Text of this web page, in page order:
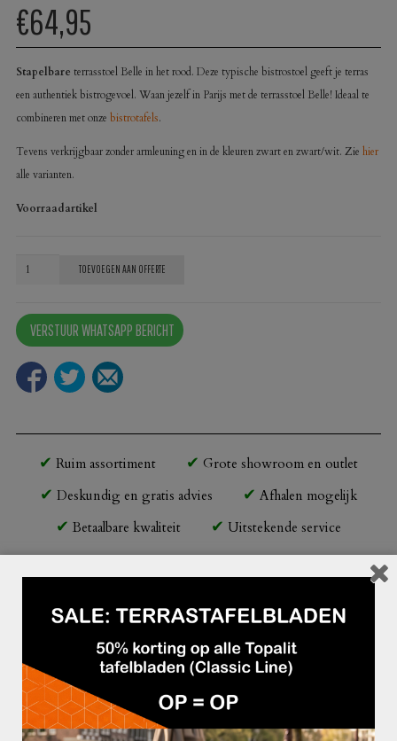
€64,95
Stapelbare terrasstoel Belle in het rood. Deze typische bistrostoel geeft je terras
een authentiek bistrogevoel. Waan jezelf in Parijs met de terrasstoel Belle! Ideaal te
combineren met onze bistrotafels.
Tevens verkrijgbaar zonder armleuning en in de kleuren zwart en zwart/wit. Zie hier
alle varianten.
Voorraadartikel
Terrasstoel
rood
arm
TOEVOEGEN AAN OFFERTE
VERSTUUR WHATSAPP BERICHT
Ruim assortiment
Grote showroom en outlet
Deskundig en gratis advies
Afhalen mogelijk
Betaalbare kwaliteit
Uitstekende service
– Gespoten aluminium (donkerbruin)
Wicker :
– Hoogwaardige kunststof